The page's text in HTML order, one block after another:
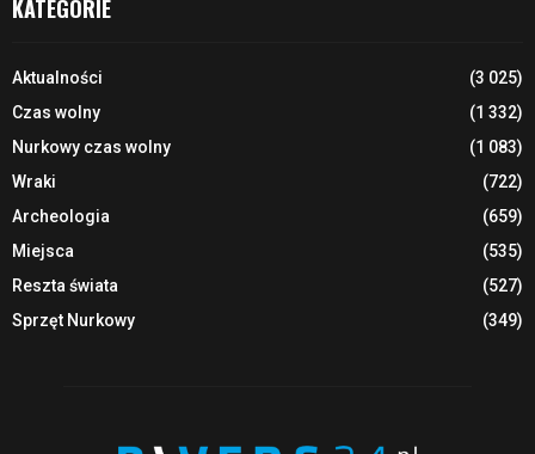
KATEGORIE
Aktualności
(3 025)
Czas wolny
(1 332)
Nurkowy czas wolny
(1 083)
Wraki
(722)
Archeologia
(659)
Miejsca
(535)
Reszta świata
(527)
Sprzęt Nurkowy
(349)